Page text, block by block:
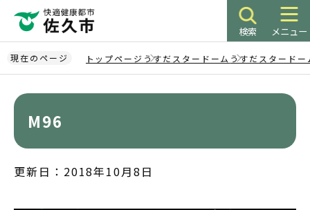
ペ
ー
ジ
検索 メニュー
現在のページ トップページ うすだスタードーム うすだスタード
M96
更新日：2018年10月8日